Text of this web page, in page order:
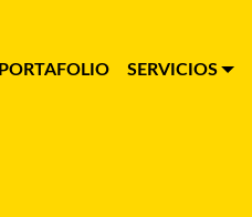
PORTAFOLIO SERVICIOS